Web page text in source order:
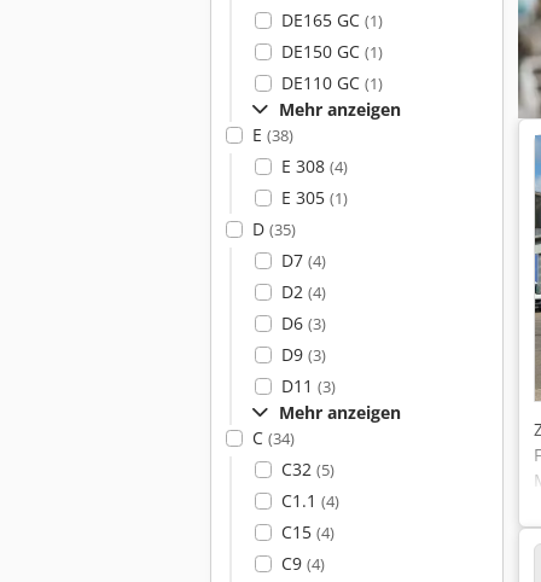
DE165 GC (1)
DE150 GC (1)
DE110 GC (1)
Mehr anzeigen
E (38)
E 308 (4)
E 305 (1)
D (35)
D7 (4)
D2 (4)
D6 (3)
D9 (3)
D11 (3)
Mehr anzeigen
C (34)
C32 (5)
C1.1 (4)
C15 (4)
C9 (4)